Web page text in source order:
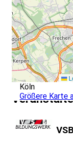
Köln
Größere Karte